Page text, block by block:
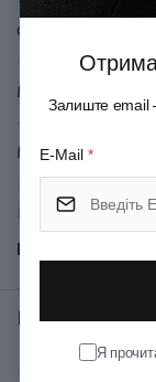
Серія
Матеріал корпуса
Матеріал покриття
Матеріал
Показати всі
Відгуки: ★ 0
Залиште email
E-Mail *
Я